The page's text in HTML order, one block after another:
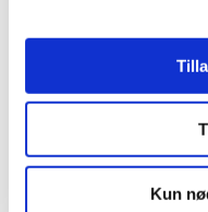
de har indsamlet fra din
Kun
i
Vi er ude i al slags vejr
et lege- og læringsrum,